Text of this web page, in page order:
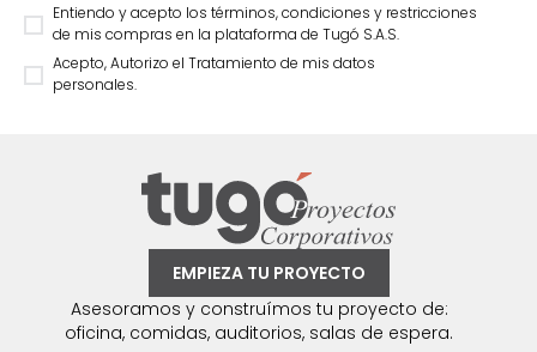
Entiendo y acepto los términos, condiciones y restricciones
de mis compras en la plataforma de Tugó S.A.S.
Acepto, Autorizo el Tratamiento de mis datos
personales.
EMPIEZA TU PROYECTO
Asesoramos y construímos tu proyecto de:
oficina, comidas, auditorios, salas de espera.